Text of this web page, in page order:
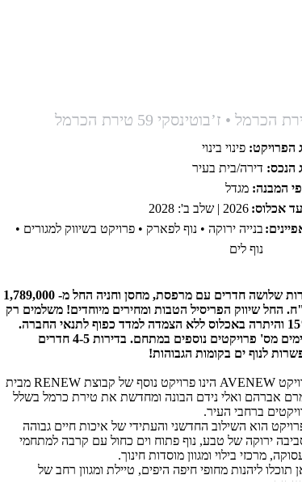
הכרמל • ז’בוטינסקי 59 טירת הכרמל
הפרויקט: פינוי בינוי
הנכס: דירה/בית בעיר
המבנה: מגדל
אכלוס: 2026 | שלב ב': 2028
בנייה ירוקה • נוף לפארק • פרויקט בשיווק למגורים •
נוף לים
דירות שלושה חדרים עם מרפסת, מחסן וחניה החל מ- 1,789,000
​החל שיווק הפריסיל הטבות ומחירים מיוחדים! משלמים רק
למדד כפוף לתנאי החברה.
קיימים מס' פרויקטים נוספים במתחם. בדירות 4-5 חדרים
לנוף ים בקומות הגבוהות!
AVENEW הינו פרויקט נוסף של קבוצת RENEW מבית
אברהם ואלי נידם הבונה ומחדשת את טירת כרמל בשלל
ברחבי העיר.
הוא השילוב החדשני והעתידי של איכות חיים גבוהה
ירוקה של טבע, נוף פתוח וים כחול עם קרבה למתחמי
מרכזי בילוי ומגוון מוסדות חינוך.
תוכלו ליהנות מחופי חיפה היפים, טיילת ומגוון רחב של